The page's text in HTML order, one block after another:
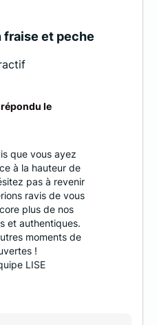
fraise et peche
répondu le
que vous ayez
à la hauteur de
pas à revenir
ravis de vous
plus de nos
et authentiques.
moments de
!
LISE